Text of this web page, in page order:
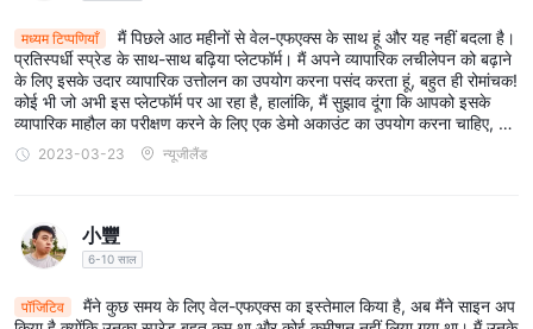
ऊपर और नीचे दोनों बाजारों में लचीलापन और व्यापार करने का अवसर प्रदान किया
जाता है।
आखिरी बात भी बहुत महत्वपूर्ण है, Well-FX व्यापारियों को व्यापार करने में सक्षम बनाता
हैस्पॉट इंडेक्स जो एक निश्चित स्थान, क्षेत्र या उद्योग में शेयरों के चयन के प्रदर्शन
को दर्शाता है। व्यापारी व्यक्तिगत इक्विटी में व्यापार करने के बजाय S&P 500 या
खाता
से भी जाना जाता है। ये खाते उन व्यापारियों के लिए डिज़ाइन किए गए हैं जो अपनी
मध्यम टिप्पणियाँ
मैं पिछले आठ महीनों से वेल-एफएक्स के साथ हूं और यह नहीं बदला है।
प्रतिस्पर्धी स्प्रेड के साथ-साथ बढ़िया प्लेटफॉर्म। मैं अपने व्यापारिक लचीलेपन को बढ़ाने
के लिए इसके उदार व्यापारिक उत्तोलन का उपयोग करना पसंद करता हूं, बहुत ही रोमांचक!
कोई भी जो अभी इस प्लेटफॉर्म पर आ रहा है, हालांकि, मैं सुझाव दूंगा कि आपको इसके
व्यापारिक माहौल का परीक्षण करने के लिए एक डेमो अकाउंट का उपयोग करना चाहिए, अग
र आपको यहां अच्छा ट्रेडिंग अनुभव नहीं मिला है।
2023-03-23 न्यूजीलैंड
小豐
6-10 साल
पॉजिटिव
मैंने कुछ समय के लिए वेल-एफएक्स का इस्तेमाल किया है, अब मैंने साइन अप